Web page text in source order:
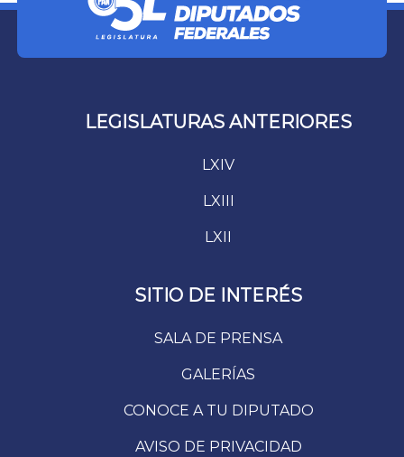
LEGISLATURAS ANTERIORES
LXIV
LXIII
LXII
SITIO DE INTERÉS
SALA DE PRENSA
GALERÍAS
CONOCE A TU DIPUTADO
AVISO DE PRIVACIDAD